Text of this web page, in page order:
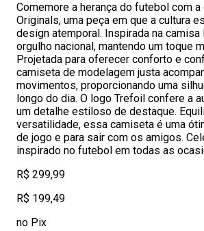
Comemore a herança do futebol com
Originals, uma peça em que a cultura
design atemporal. Inspirada na camisa
orgulho nacional, mantendo um toque
Projetada para oferecer conforto e
camiseta de modelagem justa
movimentos, proporcionando uma
longo do dia. O logo Trefoil confere a
um detalhe estiloso de destaque.
versatilidade, essa camiseta é uma
de jogo e para sair com os amigos.
inspirado no futebol em todas as
R$ 299,99
R$ 199,49
no Pix